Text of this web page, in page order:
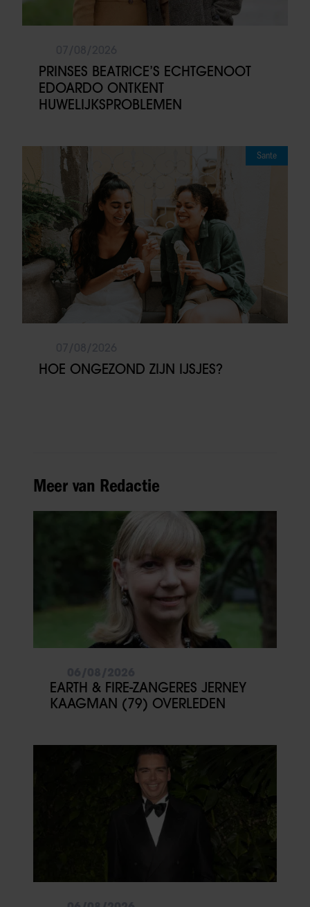
PRINSES BEATRICE’S ECHTGENOOT
EDOARDO ONTKENT
HUWELIJKSPROBLEMEN
Sante
HOE ONGEZOND ZIJN IJSJES?
Meer van Redactie
EARTH & FIRE-ZANGERES JERNEY
KAAGMAN (79) OVERLEDEN